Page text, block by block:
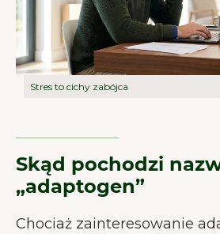
Stres to cichy zabójca
Skąd pochodzi
„adaptogen”
Chociaż zainteresowanie